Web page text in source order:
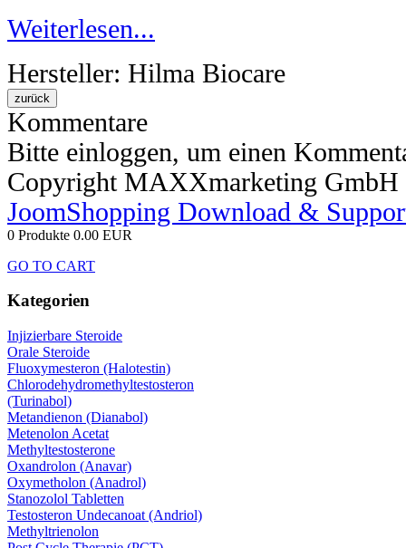
Weiterlesen...
Hersteller: Hilma Biocare
Kommentare
Bitte einloggen, um einen
Copyright MAXXmarketing GmbH
JoomShopping Download &
0 Produkte 0.00 EUR
GO TO CART
Kategorien
Injizierbare Steroide
Orale Steroide
Fluoxymesteron (Halotestin)
Chlorodehydromethyltestosteron
(Turinabol)
Metandienon (Dianabol)
Metenolon Acetat
Methyltestosterone
Oxandrolon (Anavar)
Oxymetholon (Anadrol)
Stanozolol Tabletten
Testosteron Undecanoat (Andriol)
Methyltrienolon